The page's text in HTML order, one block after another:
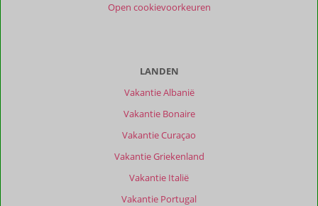
Open cookievoorkeuren
LANDEN
Vakantie Albanië
Vakantie Bonaire
Vakantie Curaçao
Vakantie Griekenland
Vakantie Italië
Vakantie Portugal